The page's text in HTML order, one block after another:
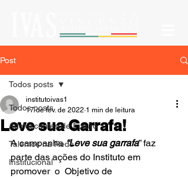
Post
Todos posts
Adolescentes de Futuro
Talentos na Rede
Institucional
Todos posts
Leve sua Garrafa!
institutoivas1
17 de fev. de 2022 1 min de leitura
A campanha “Leve sua garrafa” faz
parte das ações do Instituto em
promover  o  Objetivo de